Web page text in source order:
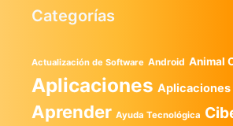
Categorías
Actualización de Software Android Animal
Aplicaciones
Aprender Ayuda Tecnológica